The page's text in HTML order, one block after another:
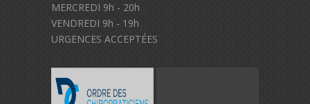
MERCREDI 9h - 20h
VENDREDI 9h - 19h
URGENCES ACCEPTÉES